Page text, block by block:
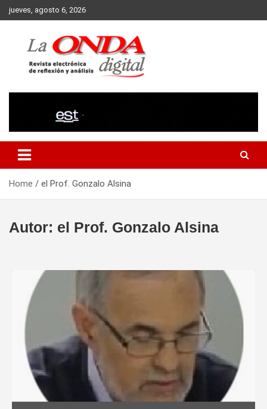
Skip
to
jueves, agosto 6, 2026
Home el Prof. Gonzalo Alsina
Autor: el Prof. Gonzalo Alsina